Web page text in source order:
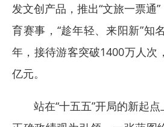
发文创产品，推出“文旅一票通
育赛事，“趁年轻、来阳新”知
年，接待游客突破1400万人次
亿元。
站在“十五五”开局的新起